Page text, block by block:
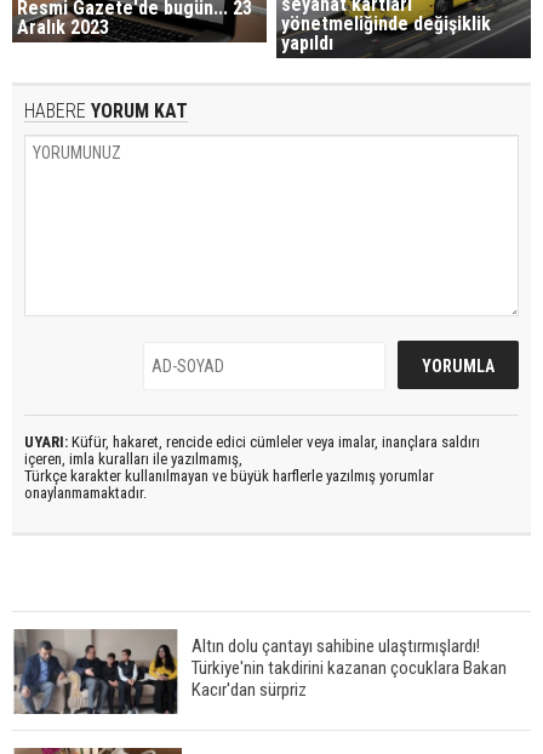
Resmi Gazete'de bugün... 23
Aralık 2023
yönetmeliğinde değişiklik
yapıldı
HABERE YORUM KAT
UYARI: Küfür, hakaret, rencide edici cümleler veya imalar, inançlara saldırı
içeren, imla kuralları ile yazılmamış,
Türkçe karakter kullanılmayan ve büyük harflerle yazılmış yorumlar
onaylanmamaktadır.
Altın dolu çantayı sahibine ulaştırmışlardı!
Türkiye'nin takdirini kazanan çocuklara Bakan
Kacır'dan sürpriz